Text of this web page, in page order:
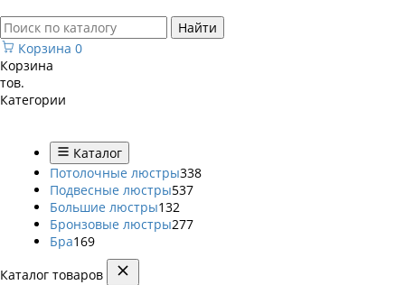
Найти
Корзина 0
Корзина
тов.
Категории
Каталог
Потолочные люстры338
Подвесные люстры537
Большие люстры132
Бронзовые люстры277
Бра169
Каталог товаров